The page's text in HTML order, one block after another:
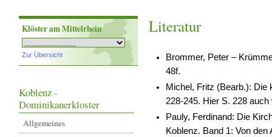
Klöster am Mittelrhein
Zur Übersicht
Koblenz -
Dominikanerkloster
Allgemeines
Literatur
Brommer, Peter –
48f.
Michel, Fritz (Bearb.): Die
228-245. Hier S. 228
Pauly, Ferdinand: Die
Koblenz. Band 1: Von